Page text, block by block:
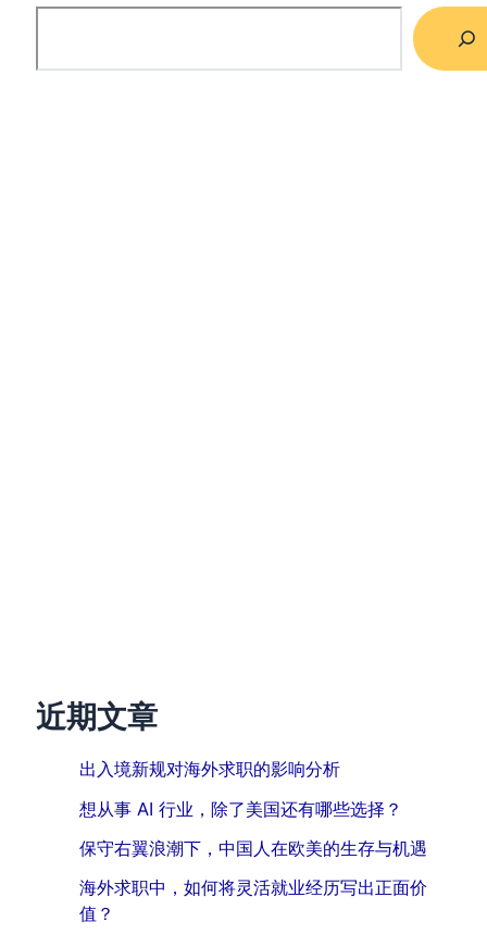
近期文章
出入境新规对海外求职的影响分析
想从事 AI 行业，除了美国还有哪些选择？
保守右翼浪潮下，中国人在欧美的生存与机遇
海外求职中，如何将灵活就业经历写出正面价
值？